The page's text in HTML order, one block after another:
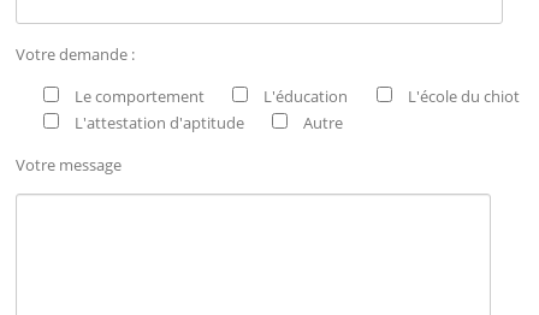
Votre demande :
Le comportement
L'éducation
L'école du chiot
L'attestation d'aptitude
Autre
Votre message